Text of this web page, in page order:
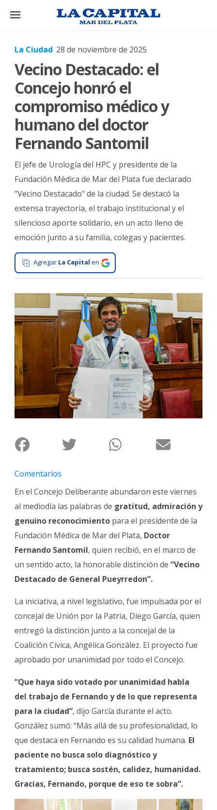
×
El
País
Mundo
La
Zona
Tecnología
Gastronomía
Salud
General
La
Ciudad
Arte
y
Espectáculos
Policiales
Cartelera
Fotos
de
Familia
Clasificados
Fúnebres
La Ciudad 28 de noviembre de 2025
Vecino Destacado: el
Concejo honró el
compromiso médico y
humano del doctor
Fernando Santomil
El jefe de Urología del HPC y presidente de la
Fundación Médica de Mar del Plata fue declarado
"Vecino Destacado" de la ciudad. Se destacó la
extensa trayectoria, el trabajo institucional y el
silencioso aporte solidario, en un acto lleno de
emoción junto a su familia, colegas y pacientes.
Agregar La Capital en
Comentarios
En el Concejo Deliberante abundaron este viernes
al mediodía las palabras de gratitud, admiración y
genuino reconocimiento para el presidente de la
Fundación Médica de Mar del Plata, Doctor
Fernando Santomil, quien recibió, en el marco de
un sentido acto, la honorable distinción de “Vecino
Destacado de General Pueyrredon”.
La iniciativa, a nivel legislativo, fue impulsada por el
concejal de Unión por la Patria, Diego García, quien
entregó la distinción junto a la concejal de la
Coalición Cívica, Angélica González. El proyecto fue
aprobado por unanimidad por todo el Concejo.
“Que haya sido votado por unanimidad habla
del trabajo de Fernando y de lo que representa
para la ciudad”, dijo García durante el acto.
González sumó: “Más allá de su profesionalidad, lo
que destaca en Fernando es su calidad humana. El
paciente no busca solo diagnóstico y
tratamiento; busca sostén, calidez, humanidad.
Gracias, Fernando, porque de eso te sobra”.